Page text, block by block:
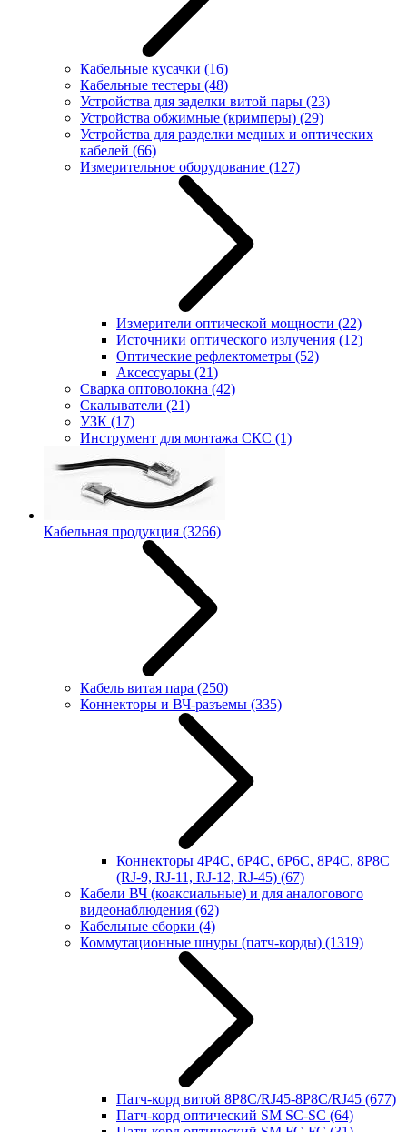
Кабельные кусачки (16)
Кабельные тестеры (48)
Устройства для заделки витой пары (23)
Устройства обжимные (кримперы) (29)
Устройства для разделки медных и оптических
кабелей (66)
Измерительное оборудование (127)
Измерители оптической мощности (22)
Источники оптического излучения (12)
Оптические рефлектометры (52)
Аксессуары (21)
Сварка оптоволокна (42)
Скалыватели (21)
УЗК (17)
Инструмент для монтажа СКС (1)
Кабельная продукция (3266)
Кабель витая пара (250)
Коннекторы и ВЧ-разъемы (335)
Коннекторы 4P4C, 6P4C, 6P6C, 8P4C, 8P8C
(RJ-9, RJ-11, RJ-12, RJ-45) (67)
Кабели ВЧ (коаксиальные) и для аналогового
видеонаблюдения (62)
Кабельные сборки (4)
Коммутационные шнуры (патч-корды) (1319)
Патч-корд витой 8P8C/RJ45-8P8C/RJ45 (677)
Патч-корд оптический SM SC-SC (64)